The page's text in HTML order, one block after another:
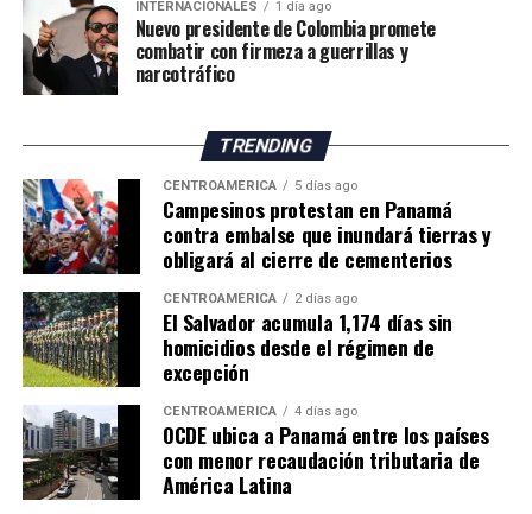
sede y a nuestra Selección
Nacional por el gran papel
Durante la ceremonia de premiación, la mandataria
mexicana entregó el Balón de Oro al mejor jugador del
Mundial, reconocimiento que fue otorgado al español
Rodri. Además, participó en la entrega de medallas a los
futbolistas de ambas selecciones junto al primer
ministro de Canadá, Mark Carney; el presidente de
Estados Unidos, Donald Trump; y el presidente de la
FIFA, Gianni Infantino.
ADVERTISEMENT
INTERNACIONALES 1 día ago
Nuevo presidente de Colombia promete
combatir con firmeza a guerrillas y
narcotráfico
TRENDING
CENTROAMÉRICA 5 días ago
Campesinos protestan en Panamá
contra embalse que inundará tierras y
obligará al cierre de cementerios
CENTROAMÉRICA 2 días ago
El Salvador acumula 1,174 días sin
homicidios desde el régimen de
excepción
CENTROAMÉRICA 4 días ago
OCDE ubica a Panamá entre los países
con menor recaudación tributaria de
América Latina